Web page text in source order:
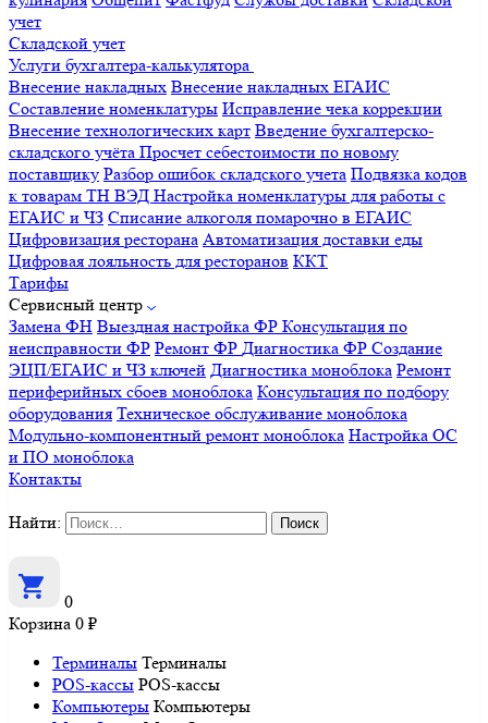
учет
Складской учет
Услуги бухгалтера-калькулятора
Внесение накладных Внесение накладных ЕГАИС
Составление номенклатуры Исправление чека коррекции
Внесение технологических карт Введение бухгалтерско-
складского учёта Просчет себестоимости по новому
поставщику Разбор ошибок складского учета Подвязка кодов
к товарам ТН ВЭД Настройка номенклатуры для работы с
ЕГАИС и ЧЗ Списание алкоголя помарочно в ЕГАИС
Цифровизация ресторана Автоматизация доставки еды
Цифровая лояльность для ресторанов ККТ
Тарифы
Сервисный центр
Замена ФН Выездная настройка ФР Консультация по
неисправности ФР Ремонт ФР Диагностика ФР Создание
ЭЦП/ЕГАИС и ЧЗ ключей Диагностика моноблока Ремонт
периферийных сбоев моноблока Консультация по подбору
оборудования Техническое обслуживание моноблока
Модульно-компонентный ремонт моноблока Настройка ОС
и ПО моноблока
Контакты
Найти:
0
Корзина 0 ₽
Терминалы Терминалы
POS-кассы POS-кассы
Компьютеры Компьютеры